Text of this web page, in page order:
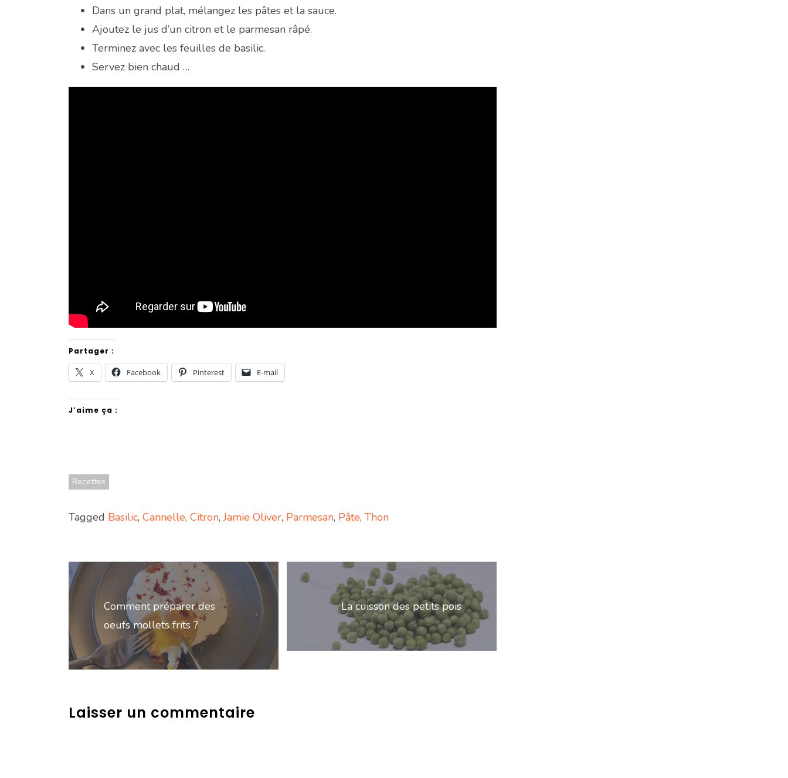
Dans un grand plat, mélangez les pâtes et la sauce.
Ajoutez le jus d’un citron et le parmesan râpé.
Terminez avec les feuilles de basilic.
Servez bien chaud …
Partager :
X Facebook Pinterest E-mail
J’aime ça :
Recettes
Tagged Basilic, Cannelle, Citron,Jamie Oliver, Parmesan, Pâte, Thon
Navigation
de
l’article
Comment préparer des
oeufs mollets frits ?
La cuisson des petits pois
Laisser un commentaire